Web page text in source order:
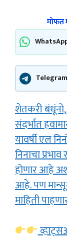
मोफत
शेतकरी
संदर्भात
यावर्षी एल
निनाचा
होणार आहे
आहे. पण
माहिती